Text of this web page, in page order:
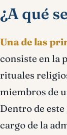
¿A qué
Una de las
consiste en la
rituales
miembros de
Dentro de
cargo de la